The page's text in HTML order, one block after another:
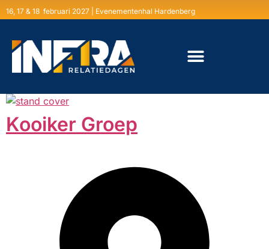
16, 17 & 18 februari 2027 | Evenementenhal Hardenberg
Kooiker Groep